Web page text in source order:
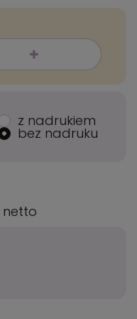
z nadrukiem
bez nadruku
netto